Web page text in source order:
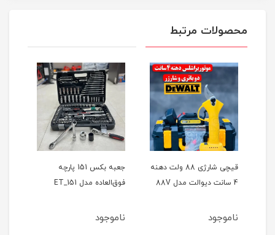
محصولات مرتبط
قیچی شارژی 88 ولت دهنه
4 سانت دیوالت مدل 88V
ناموجود
جعبه بکس 151 پارچه
فوق‌العاده مدل ET_151
ناموجود